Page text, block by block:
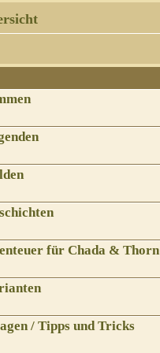
für Chada & Thorn
/ Tipps und Tricks